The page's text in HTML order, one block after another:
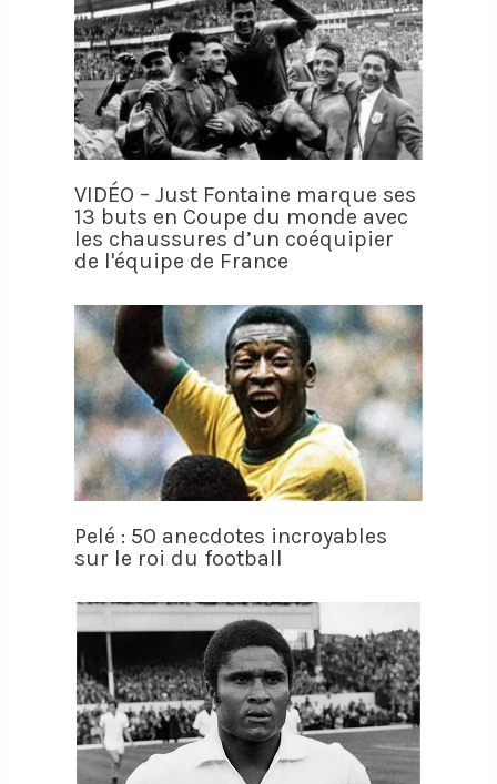
VIDÉO – Just Fontaine marque ses
13 buts en Coupe du monde avec
les chaussures d’un coéquipier
de l'équipe de France
Pelé : 50 anecdotes incroyables
sur le roi du football